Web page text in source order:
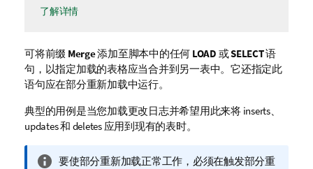
了解详情
可将前缀 Merge添加至脚本中的任何 LOAD 或SELECT语
句，以指定加载的表格应当合并到另一表中。它还指定此
语句应在部分重新加载中运行。
典型的用例是当您加载更改日志并希望用此来将 inserts、
updates和 deletes应用到现有的表时。
信
要使部分重新加载正常工作，必须在触发部分重